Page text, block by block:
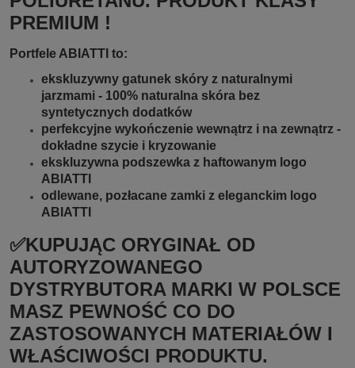
PREMIUM !
Portfele ABIATTI to:
ekskluzywny gatunek skóry z naturalnymi
jarzmami - 100% naturalna skóra bez
syntetycznych dodatków
perfekcyjne wykończenie wewnątrz i na zewnątrz -
dokładne szycie i kryzowanie
ekskluzywna podszewka z haftowanym logo
ABIATTI
odlewane, pozłacane zamki z eleganckim logo
ABIATTI
✅KUPUJĄC ORYGINAŁ OD
AUTORYZOWANEGO
DYSTRYBUTORA MARKI W POLSCE
MASZ PEWNOŚĆ CO DO
ZASTOSOWANYCH MATERIAŁÓW I
WŁAŚCIWOŚCI PRODUKTU.